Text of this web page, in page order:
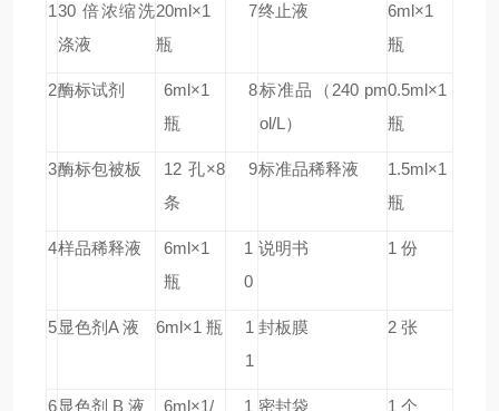
130 倍浓缩洗
涤液
20ml×1
瓶
7终止液
6ml×1
瓶
2酶标试剂
6ml×1
瓶
8标准品
（240 pm
ol/L）
0.5ml×1
瓶
3酶标包被板
12 孔×8
条
9标准品稀释液
1.5ml×1
瓶
4样品稀释液
6ml×1
瓶
1
0
说明书 1 份
5显色剂A 液 6ml×1 瓶
1
1
封板膜 2 张
6显色剂 B 液 6ml×1/ 1 密封袋 1 个